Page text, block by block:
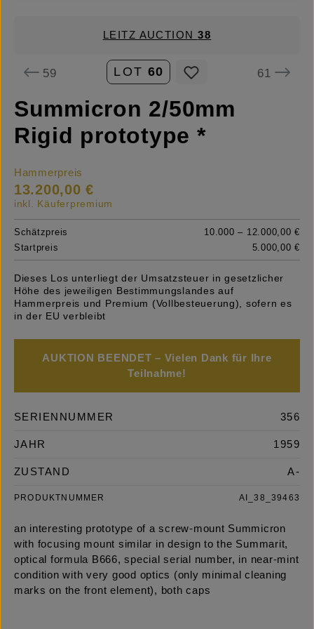
LEITZ AUCTION38
59 LOT 60 61
Summicron 2/50mm
Rigid prototype *
Hammerpreis
13.200,00 €
inkl. Käuferpremium
Schätzpreis
10.000 – 12.000,00 €
Startpreis
5.000,00 €
Dieses Los unterliegt der Umsatzsteuer in gesetzlicher
Höhe des jeweiligen Bestimmungslandes auf
Hammerpreis und Premium (Vollbesteuerung), sofern es
in der EU verbleibt
AUKTION BEENDET – Vielen Dank für Ihre
Teilnahme!
SERIENNUMMER 356
JAHR 1959
ZUSTAND A-
PRODUKTNUMMER AI_38_39463
an interesting prototype of a screw-mount Summicron
with focusing mount similar in design to the Summarit,
optical formula B666, special serial number, in near-mint
condition with very good optics (only minimal cleaning
marks on the front element), both caps